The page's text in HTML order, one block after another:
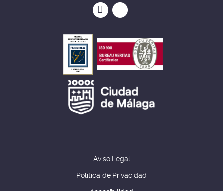
Icono
Icono
facebook
Icono
Icono
twitter
Aviso Legal
Política de Privacidad